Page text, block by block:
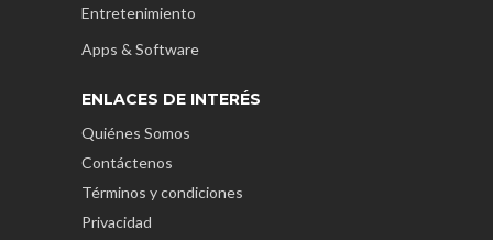
Entretenimiento
Apps & Software
ENLACES DE INTERÉS
Quiénes Somos
Contáctenos
Términos y condiciones
Privacidad